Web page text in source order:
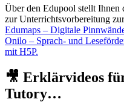
Über den Edupool stellt Ihnen
zur Unterrichtsvorbereitung
Edumaps – Digitale
Onilo – Sprach- und
mit H5P.
🎥 Erklärvideos
Tutory…